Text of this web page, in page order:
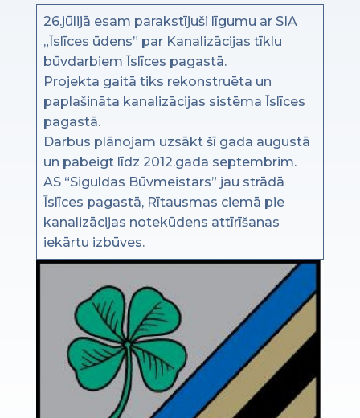
26.jūlijā esam parakstījuši līgumu ar SIA
„Īslīces ūdens” par Kanalizācijas tīklu
būvdarbiem Īslīces pagastā.
Projekta gaitā tiks rekonstruēta un
paplašināta kanalizācijas sistēma Īslīces
pagastā.
Darbus plānojam uzsākt šī gada augustā
un pabeigt līdz 2012.gada septembrim.
AS “Siguldas Būvmeistars” jau strādā
Īslīces pagastā, Rītausmas ciemā pie
kanalizācijas notekūdens attīrīšanas
iekārtu izbūves.